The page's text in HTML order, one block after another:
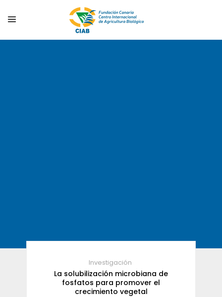
Investigación
La solubilización microbiana de
fosfatos para promover el
crecimiento vegetal